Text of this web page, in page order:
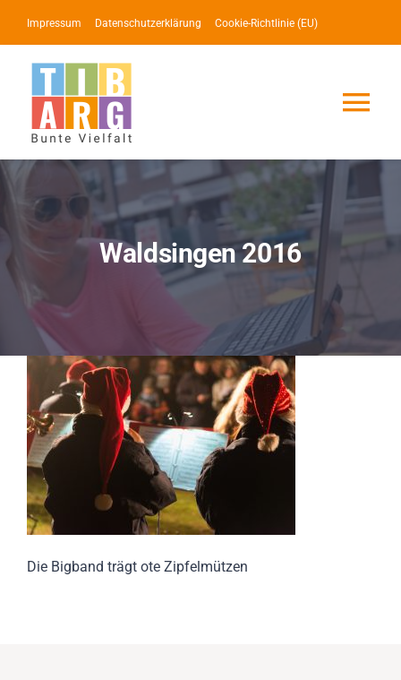
Inhalt
springen
Impressum Datenschutzerklärung Cookie-Richtlinie (EU)
Lotse
Service
Events
Impressionen
Über uns
SUCHE
Waldsingen 2016
Die Bigband trägt ote Zipfelmützen